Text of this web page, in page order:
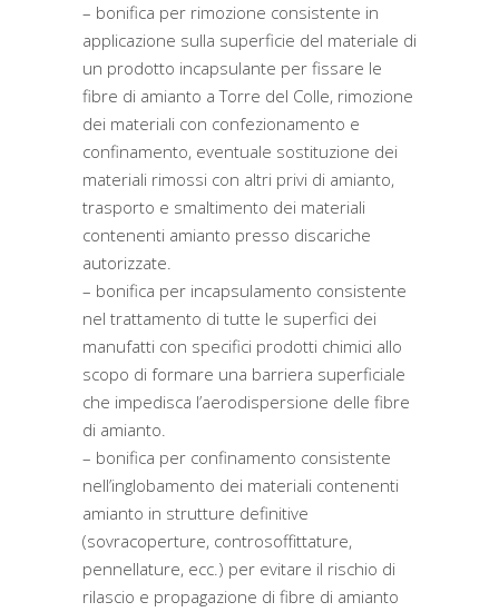
– bonifica per rimozione consistente in
applicazione sulla superficie del materiale di
un prodotto incapsulante per fissare le
fibre di amianto a Torre del Colle, rimozione
dei materiali con confezionamento e
confinamento, eventuale sostituzione dei
materiali rimossi con altri privi di amianto,
trasporto e smaltimento dei materiali
contenenti amianto presso discariche
autorizzate.
– bonifica per incapsulamento consistente
nel trattamento di tutte le superfici dei
manufatti con specifici prodotti chimici allo
scopo di formare una barriera superficiale
che impedisca l’aerodispersione delle fibre
di amianto.
– bonifica per confinamento consistente
nell’inglobamento dei materiali contenenti
amianto in strutture definitive
(sovracoperture, controsoffittature,
pennellature, ecc.) per evitare il rischio di
rilascio e propagazione di fibre di amianto